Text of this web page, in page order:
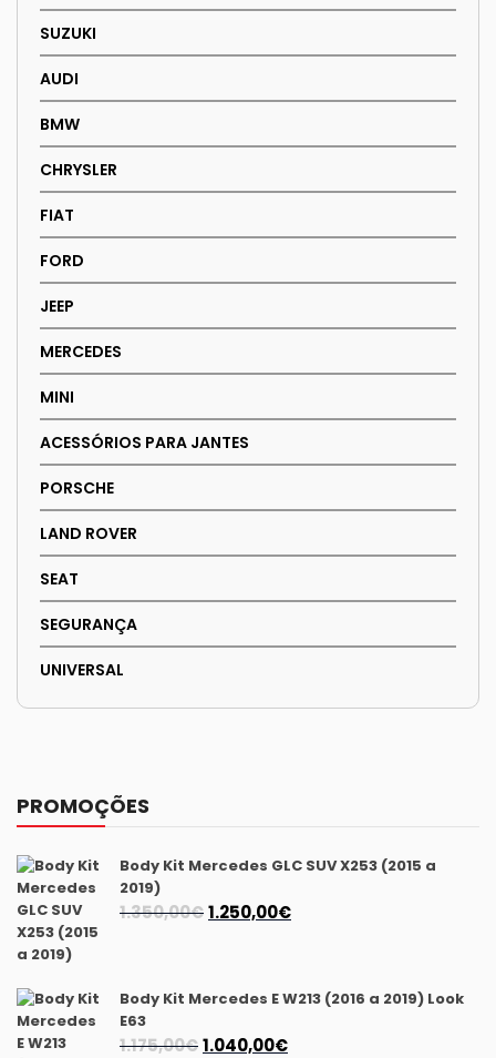
SUZUKI
AUDI
BMW
CHRYSLER
FIAT
FORD
JEEP
MERCEDES
MINI
ACESSÓRIOS PARA JANTES
PORSCHE
LAND ROVER
SEAT
SEGURANÇA
UNIVERSAL
PROMOÇÕES
Body Kit Mercedes GLC SUV X253 (2015 a
2019)
1.350,00€O
era:
1.250,00€O
é:
Body Kit Mercedes E W213 (2016 a 2019) Look
E63
1.175,00€O
1.040,00€O